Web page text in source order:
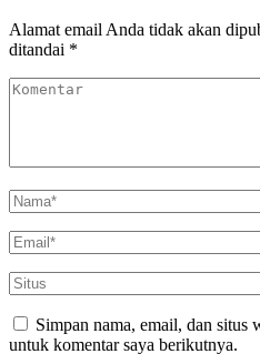
Alamat email Anda tidak akan
ditandai *
Simpan nama, email, dan situs
untuk komentar saya berikutnya.